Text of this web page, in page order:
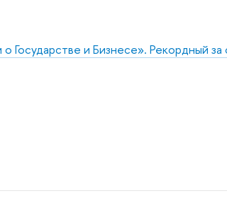
Государстве и Бизнесе». Рекордный за